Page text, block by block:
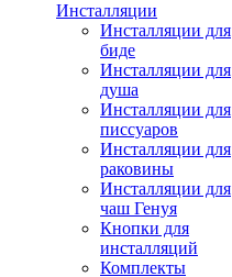
Инсталляции
Инсталляции для
биде
Инсталляции для
душа
Инсталляции для
писсуаров
Инсталляции для
раковины
Инсталляции для
чаш Генуя
Кнопки для
инсталляций
Комплекты